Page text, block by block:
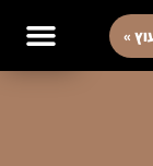
»